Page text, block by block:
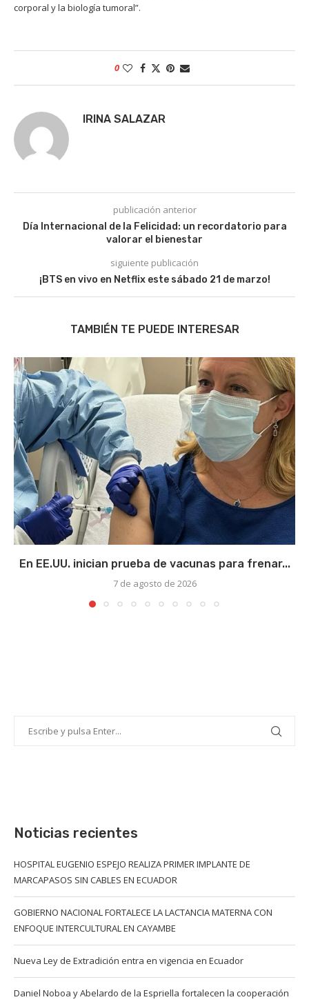
corporal y la biología tumoral”.
0
IRINA SALAZAR
publicación anterior
Día Internacional de la Felicidad: un recordatorio para
valorar el bienestar
siguiente publicación
¡BTS en vivo en Netflix este sábado 21 de marzo!
TAMBIÉN TE PUEDE INTERESAR
En EE.UU. inician prueba de vacunas para frenar...
7 de agosto de 2026
Noticias recientes
HOSPITAL EUGENIO ESPEJO REALIZA PRIMER IMPLANTE DE
MARCAPASOS SIN CABLES EN ECUADOR
GOBIERNO NACIONAL FORTALECE LA LACTANCIA MATERNA CON
ENFOQUE INTERCULTURAL EN CAYAMBE
Nueva Ley de Extradición entra en vigencia en Ecuador
Daniel Noboa y Abelardo de la Espriella fortalecen la cooperación